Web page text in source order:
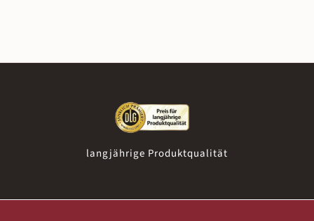
Rhöner Wildkräutern mit exotischen Premium-Gewürzen
Kirsche, Heidelbeere und Zimt. Überzeugen Sie sich selbst –
Tasting vor Ortoder direkt im
langjährige Produktqualität